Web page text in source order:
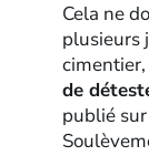
Cela ne
plusieurs
de
publié